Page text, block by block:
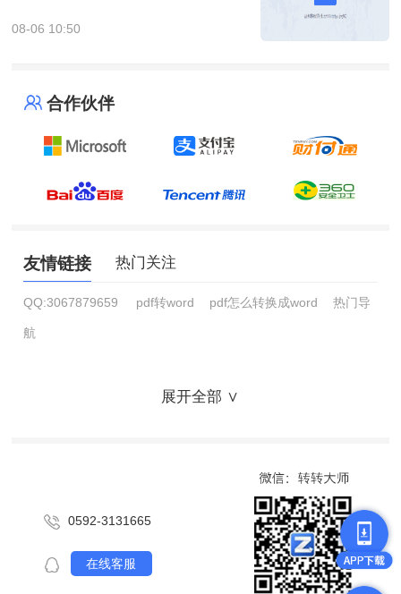
08-06 10:50
合作伙伴
友情链接 热门关注
QQ:3067879659 pdf转word pdf怎么转换成word 热门导
航
展开全部 ∨
0592-3131665
在线客服